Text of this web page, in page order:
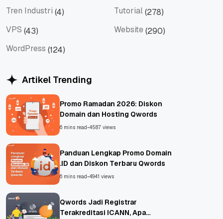
Tren Industri (4) Tutorial(278)
VPS (43) Website (290)
WordPress (124)
Artikel Trending
Promo Ramadan 2026: Diskon
Domain dan Hosting Qwords
6 mins read •4587 views
Panduan Lengkap Promo Domain
.ID dan Diskon Terbaru Qwords
6 mins read •4941 views
Qwords Jadi Registrar
Terakreditasi ICANN, Apa